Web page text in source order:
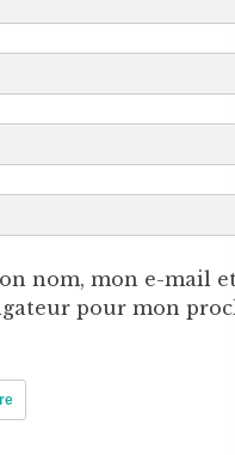
nom, mon e-mail
pour mon